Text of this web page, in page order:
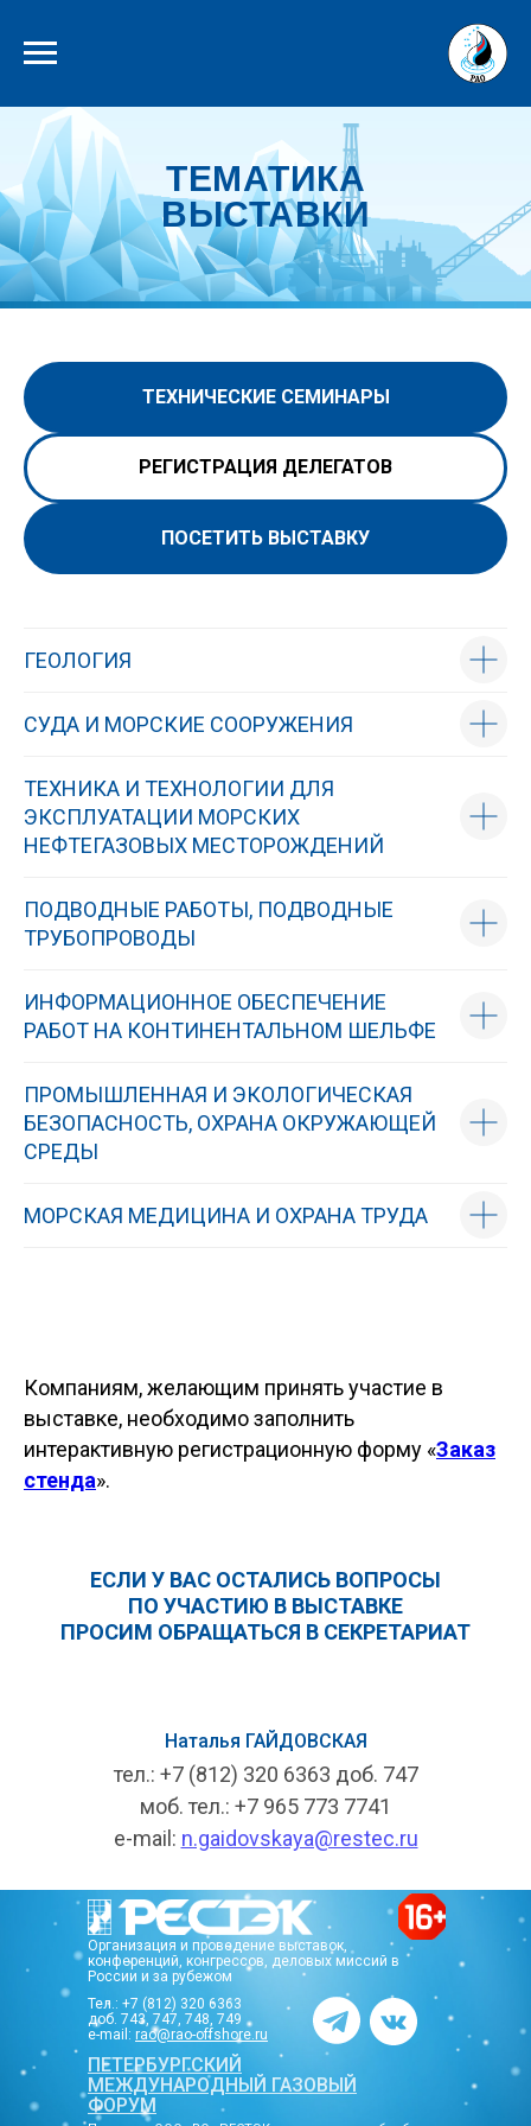
ТЕМАТИКА
ВЫСТАВКИ
ТЕХНИЧЕСКИЕ СЕМИНАРЫ
РЕГИСТРАЦИЯ ДЕЛЕГАТОВ
ПОСЕТИТЬ ВЫСТАВКУ
ГЕОЛОГИЯ
СУДА И МОРСКИЕ СООРУЖЕНИЯ
ТЕХНИКА И ТЕХНОЛОГИИ ДЛЯ
ЭКСПЛУАТАЦИИ МОРСКИХ
НЕФТЕГАЗОВЫХ МЕСТОРОЖДЕНИЙ
ПОДВОДНЫЕ РАБОТЫ, ПОДВОДНЫЕ
ТРУБОПРОВОДЫ
ИНФОРМАЦИОННОЕ ОБЕСПЕЧЕНИЕ
РАБОТ НА КОНТИНЕНТАЛЬНОМ ШЕЛЬФЕ
ПРОМЫШЛЕННАЯ И ЭКОЛОГИЧЕСКАЯ
БЕЗОПАСНОСТЬ, ОХРАНА ОКРУЖАЮЩЕЙ
СРЕДЫ
МОРСКАЯ МЕДИЦИНА И ОХРАНА ТРУДА
Компаниям, желающим принять участие в
выставке, необходимо заполнить
интерактивную регистрационную форму «Заказ
стенда».
ЕСЛИ У ВАС ОСТАЛИСЬ ВОПРОСЫ
ПО УЧАСТИЮ В ВЫСТАВКЕ
ПРОСИМ ОБРАЩАТЬСЯ В СЕКРЕТАРИАТ
Наталья ГАЙДОВСКАЯ
тел.: +7 (812) 320 6363 доб. 747
моб. тел.: +7 965 773 7741
e-mail: n.gaidovskaya@restec.ru
Тел.: +7 (812) 320 6363
доб. 743, 747, 748, 749
e-mail: rao@rao-offshore.ru
ПЕТЕРБУРГСКИЙ
МЕЖДУНАРОДНЫЙ ГАЗОВЫЙ
ФОРУМ
Организация и проведение выставок,
конференций, конгрессов, деловых миссий в
России и за рубежом